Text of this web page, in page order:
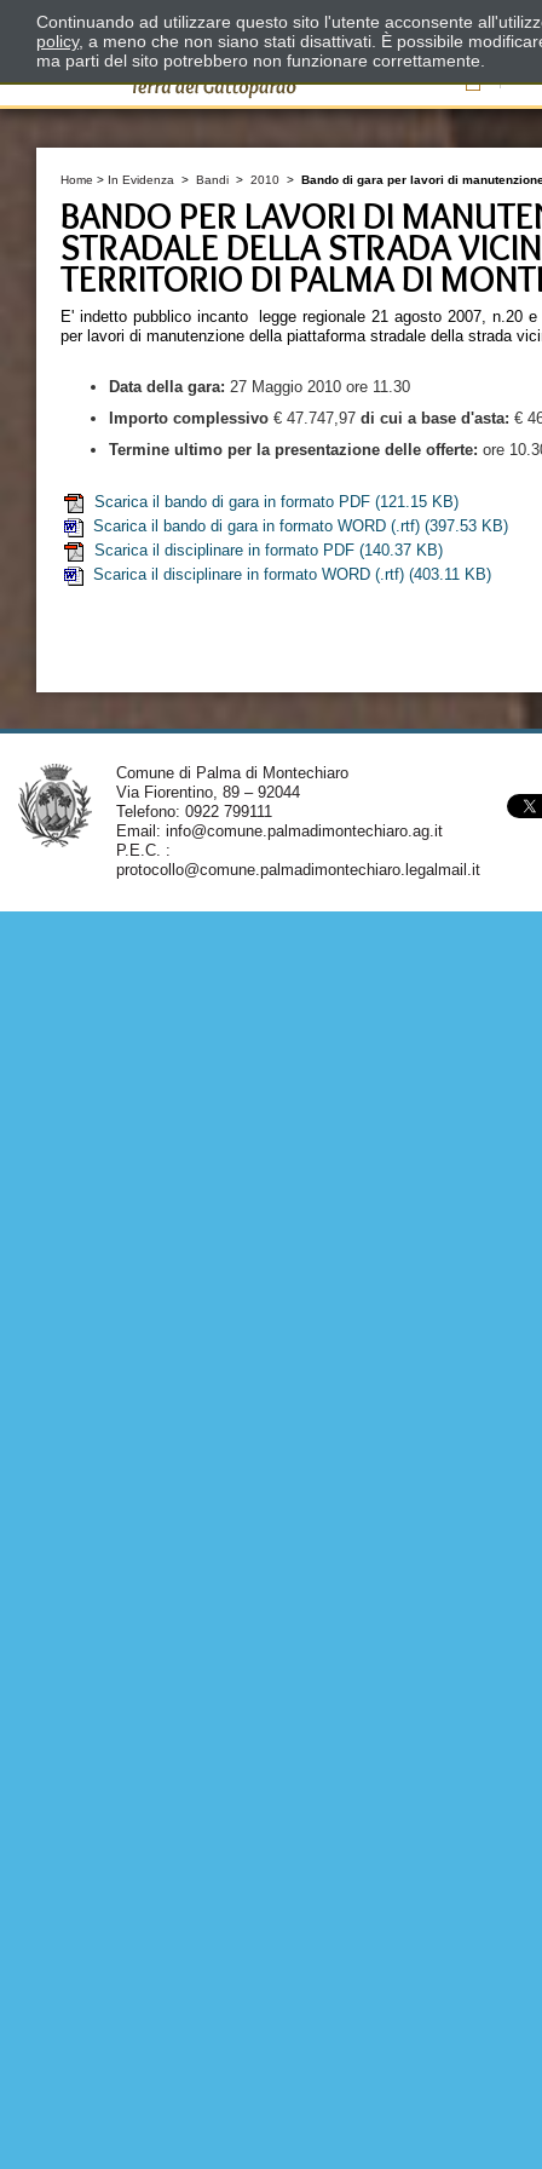
Il
Home > In Evidenza > Bandi > 2010 > Bando di gara per lavori di
BANDO PER LAVORI DI
STRADALE DELLA STRADA
TERRITORIO DI PALMA DI
E' indetto pubblico incanto legge regionale 21 agosto 2007, n.20
per lavori di manutenzione della piattaforma stradale della strada
Data della gara: 27 Maggio 2010 ore 11.30
Importo complessivo € 47.747,97 di cui a base d'asta: €
Termine ultimo per la presentazione delle offerte: ore
Scarica il bando di gara in formato PDF (121.15 KB)
Scarica il bando di gara in formato WORD (.rtf) (397.53 KB)
Scarica il disciplinare in formato PDF (140.37 KB)
Scarica il disciplinare in formato WORD (.rtf) (403.11 KB)
Comune di Palma di Montechiaro
Via Fiorentino, 89 – 92044
Telefono: 0922 799111
Email: info@comune.palmadimontechiaro.ag.it
P.E.C. :
protocollo@comune.palmadimontechiaro.legalmail.it
Continuando ad utilizzare questo sito l'utente acconsente
policy, a meno che non siano stati disattivati. È possibile
ma parti del sito potrebbero non funzionare correttamente.